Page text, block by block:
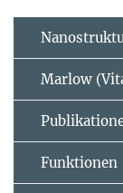
Marlow
Funktionen